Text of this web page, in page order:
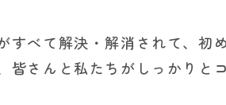
すべて解決・解消されて、初
皆さんと私たちがしっかりと